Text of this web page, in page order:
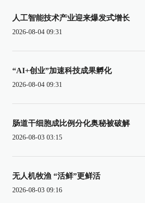
人工智能技术产业迎来爆发式增长
2026-08-04 09:31
“AI+创业”加速科技成果孵化
2026-08-04 09:31
肠道干细胞成比例分化奥秘被破解
2026-08-03 03:15
无人机牧渔 “活鲜”更鲜活
2026-08-03 09:16